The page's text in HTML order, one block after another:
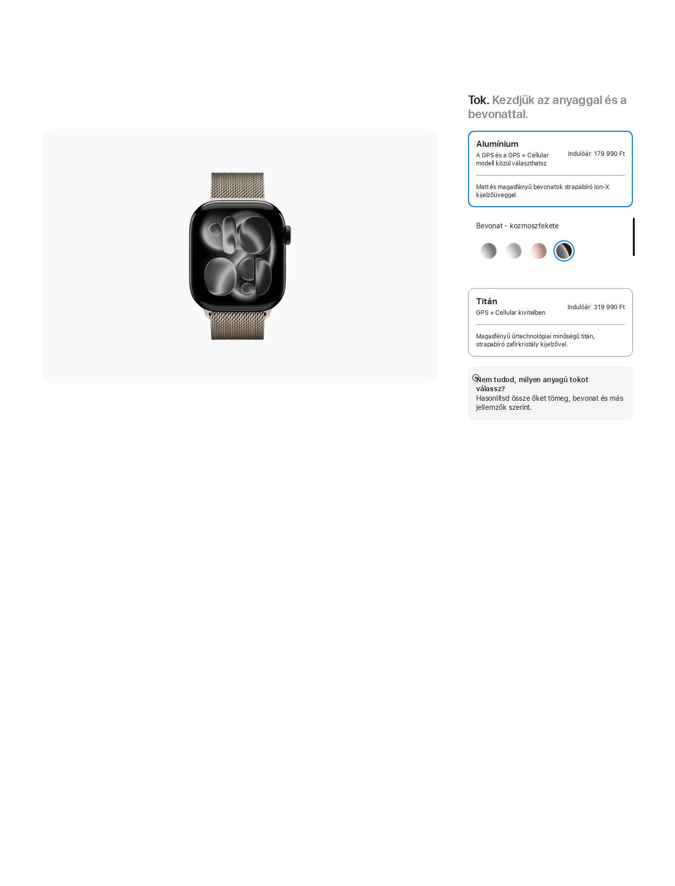
Tok. Kezdjük az anyaggal és a
bevonattal.
Alumínium
A GPS és a GPS + Cellular
modell közül választhatsz
Indulóár:179 990 Ft
Matt és magasfényű bevonatok strapabíró Ion-X
kijelzőüveggel.
Válassz
Bevonat - kozmoszfekete
asztroszürke
ezüst rozéarany
Titán
GPS + Cellular kivitelben
Indulóár: 319 990 Ft
Magasfényű űrtechnológiai minőségű titán,
strapabíró zafírkristály kijelzővel.
Nem tudod, milyen anyagú tokot
válassz?
Hasonlítsd össze őket tömeg, bevonat és más
jellemzők szerint.
Bővebb
információ